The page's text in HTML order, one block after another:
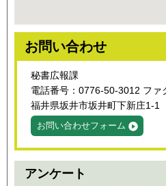
お問い合わせ
秘書広報課
電話番号：0776-50-3012 ファ
福井県坂井市坂井町下新庄1-1
お問い合わせフォーム
アンケート